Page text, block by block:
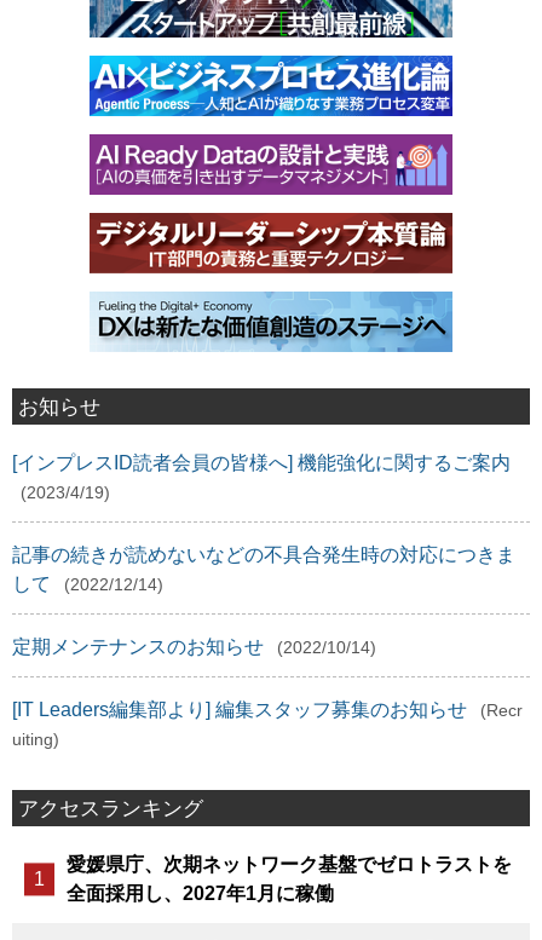
お知らせ
[インプレスID読者会員の皆様へ] 機能強化に関するご案内
(2023/4/19)
記事の続きが読めないなどの不具合発生時の対応につきま
して
(2022/12/14)
定期メンテナンスのお知らせ (2022/10/14)
[IT Leaders編集部より] 編集スタッフ募集のお知らせ
(Recr
uiting)
アクセスランキング
愛媛県庁、次期ネットワーク基盤でゼロトラストを
全面採用し、2027年1月に稼働